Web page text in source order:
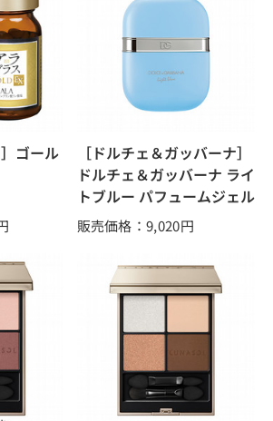
ゴール
［ドルチェ＆ガッバーナ］
ドルチェ＆ガッバーナ ライ
トブルー パフュームジェル
販売価格：9,020円